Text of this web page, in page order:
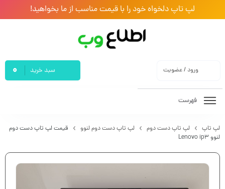
لپ تاپ دلخواه خود را با قیمت مناسب از ما بخواهید!
ورود / عضویت سبد خرید 0
فهرست
لپ تاپ لپ تاپ دست دوم لپ تاپ دست دوم لنوو
قیمت لپ تاپ دست دوم
لنوو Lenovo ip3